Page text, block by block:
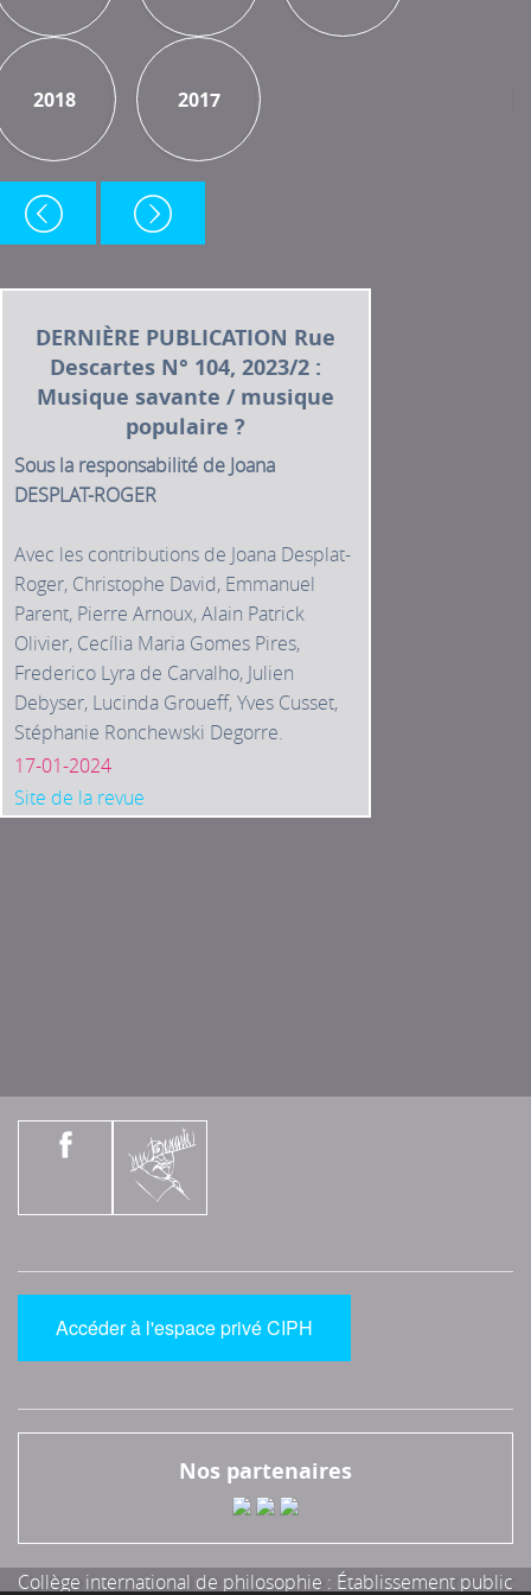
2018
2018 2017
2017
DERNIÈRE PUBLICATION Rue
Descartes N° 104, 2023/2 :
Musique savante / musique
populaire ?
Sous la responsabilité de Joana
DESPLAT-ROGER
Avec les contributions de Joana Desplat-
Roger, Christophe David, Emmanuel
Parent, Pierre Arnoux, Alain Patrick
Olivier, Cecília Maria Gomes Pires,
Frederico Lyra de Carvalho, Julien
Debyser, Lucinda Groueff, Yves Cusset,
Stéphanie Ronchewski Degorre.
17-01-2024
Site de la revue
Accéder à l'espace privé CIPH
Nos partenaires
Collège international de philosophie : Établissement public